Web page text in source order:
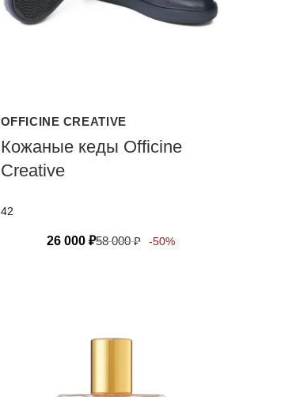
OFFICINE CREATIVE
Кожаные кеды Officine
Creative
42
26 000 ₽58 000₽ -50%